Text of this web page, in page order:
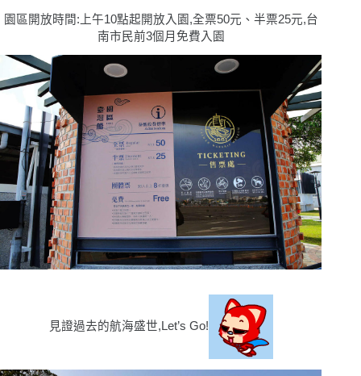
園區開放時間:上午10點起開放入園,全票50元、半票25元,台
南市民前3個月免費入園
見證過去的航海盛世,Let’s Go!